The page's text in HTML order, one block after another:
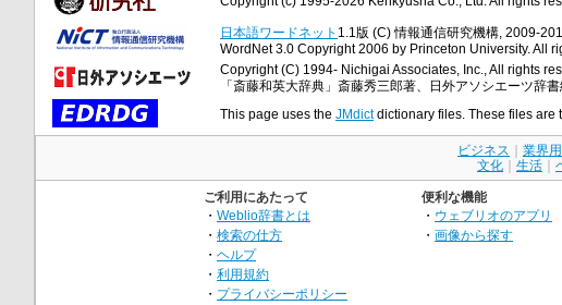
日本語ワードネット 1.1版 (C) 情報通信研究機構, 2009-
WordNet 3.0 Copyright 2006 by Princeton University. All
Copyright (C) 1994- Nichigai Associates, Inc., All rights
「斎藤和英大辞典」斎藤秀三郎著、日外アソシエーツ辞
This page uses the JMdictdictionary files. These files are
ビジネス 業界
文化
生活
ご利用にあたって
・ Weblio辞書とは
・ 検索の仕方
・ ヘルプ
・ 利用規約
・ プライバシーポリシー
便利な機能
・ ウェブリオのアプリ
・ 画像から探す